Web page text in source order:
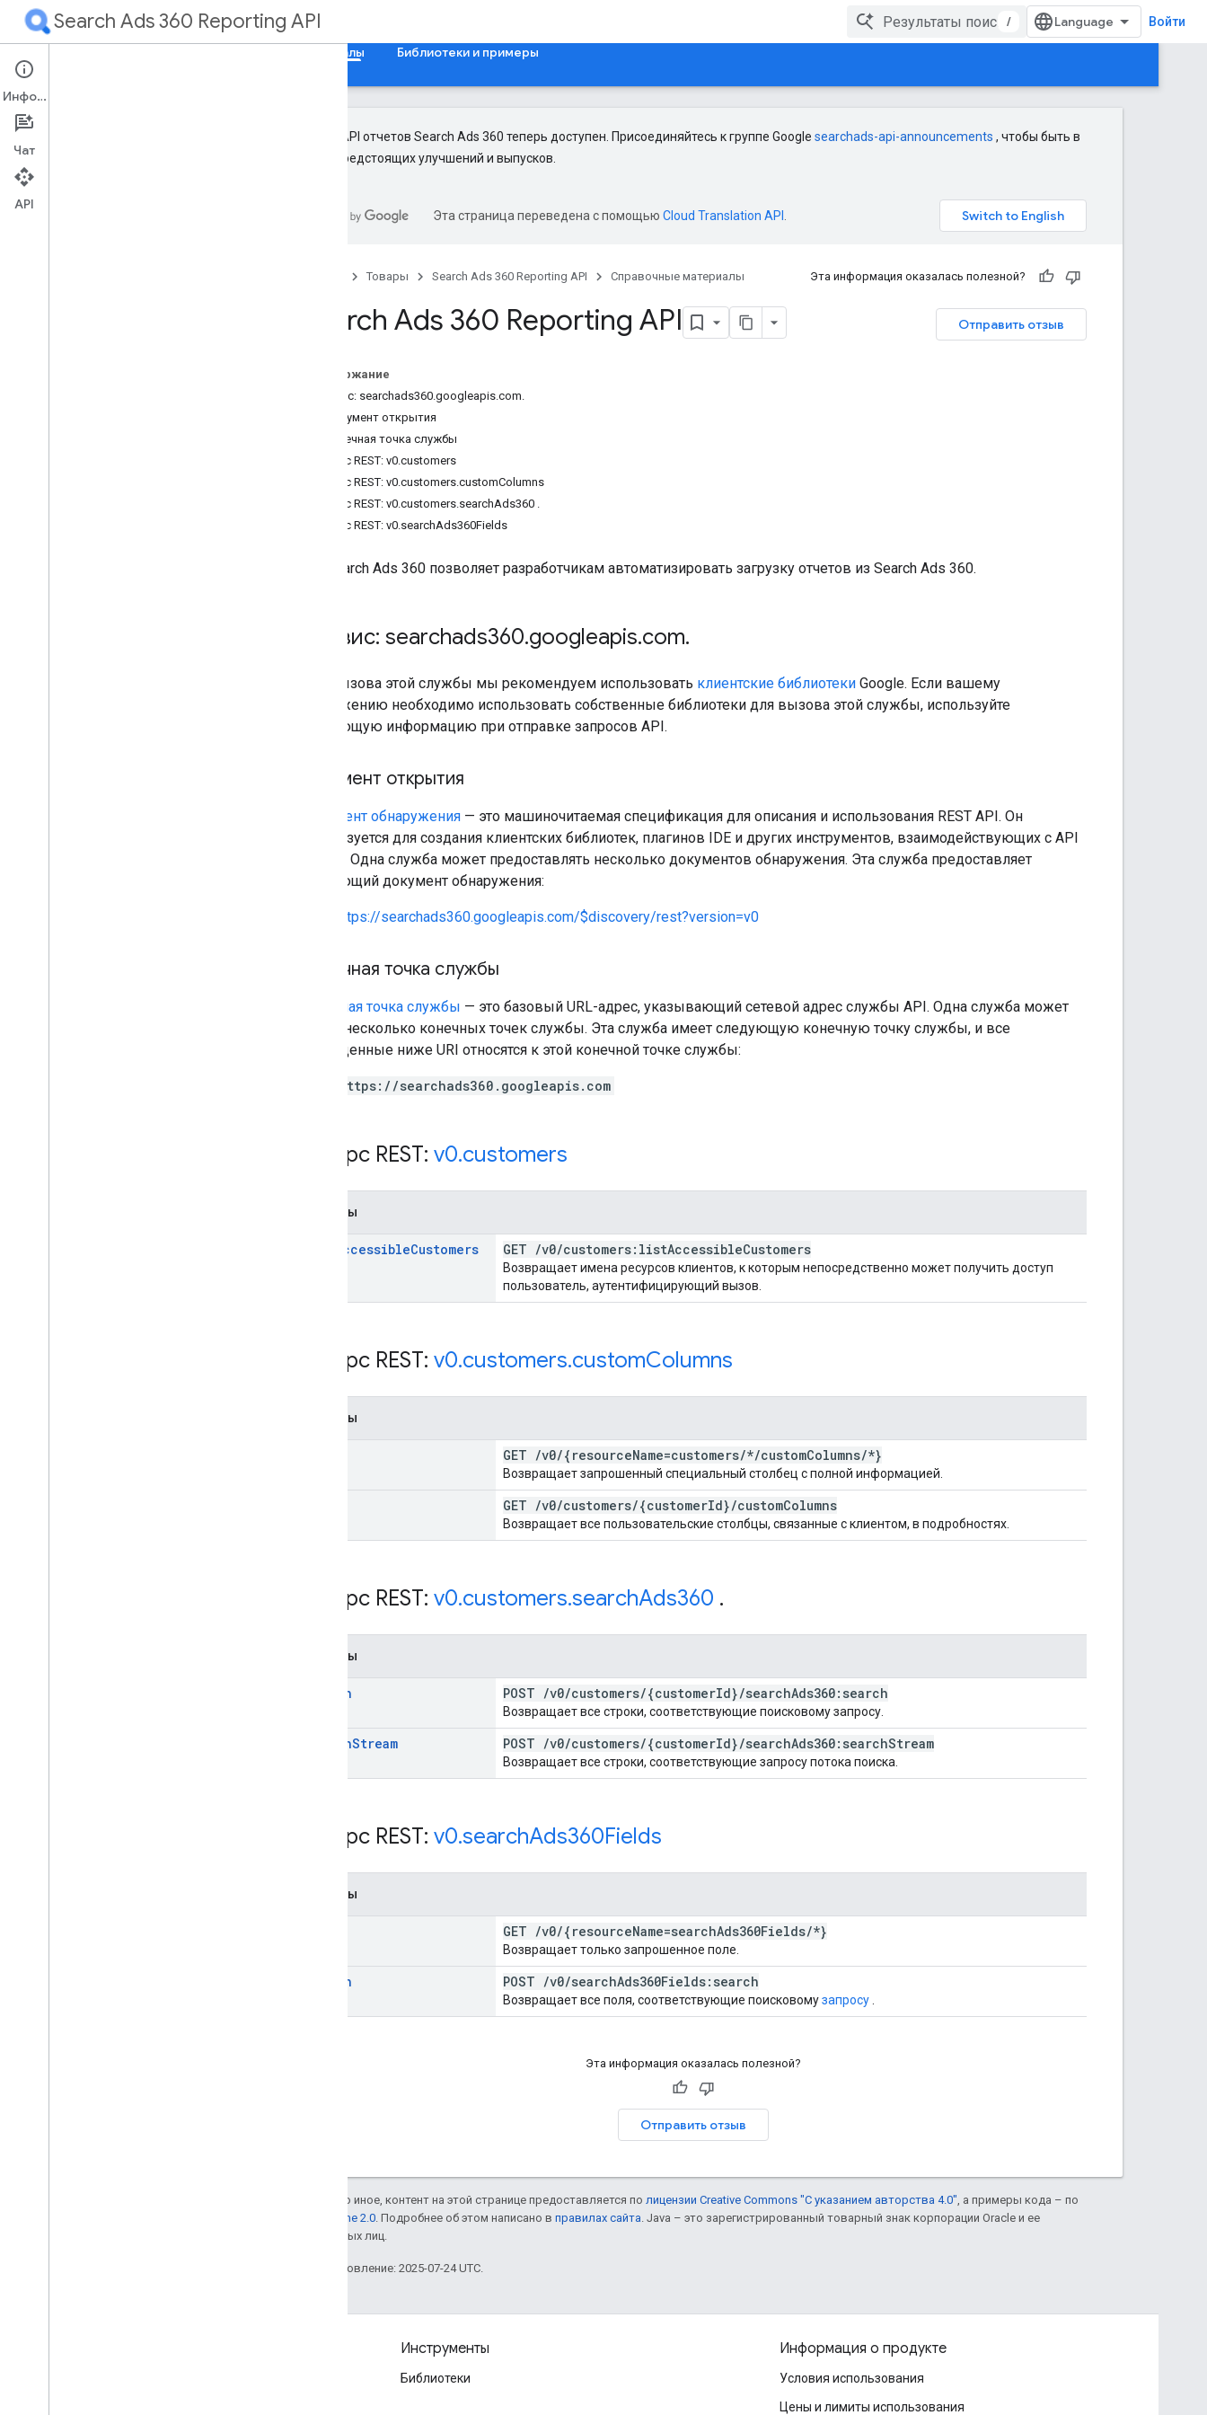
Search Ads 360 Reporting API / Войти
Справочные материалы Библиотеки и примеры
Примечания к выпуску
RPC
Новый API отчетов Search Ads 360 теперь доступен. Присоединяйтесь к группе Google searchads-api-announcements , чтобы быть в
курсе предстоящих улучшений и выпусков.
Эта страница переведена с помощью Cloud Translation API
Товары Search Ads 360 Reporting API Справочные материалы Эта информация оказалась полезной?
Отправить отзыв
Search Ads 360 Reporting API
Содержание
Сервис: searchads360.googleapis.com.
Документ открытия
Конечная точка службы
Ресурс REST: v0.customers
Ресурс REST: v0.customers.customColumns
Ресурс REST: v0.customers.searchAds360 .
Ресурс REST: v0.searchAds360Fields
API Search Ads 360 позволяет разработчикам автоматизировать загрузку отчетов из Search Ads 360.
Сервис: searchads360.googleapis.com.
Для вызова этой службы мы рекомендуем использовать клиентские библиотеки Google. Если вашему
приложению необходимо использовать собственные библиотеки для вызова этой службы, используйте
следующую информацию при отправке запросов API.
Документ открытия
Документ обнаружения — это машиночитаемая спецификация для описания и использования REST API. Он
используется для создания клиентских библиотек, плагинов IDE и других инструментов, взаимодействующих с API
Google. Одна служба может предоставлять несколько документов обнаружения. Эта служба предоставляет
следующий документ обнаружения:
https://searchads360.googleapis.com/$discovery/rest?version=v0
Конечная точка службы
Конечная точка службы — это базовый URL-адрес, указывающий сетевой адрес службы API. Одна служба может
иметь несколько конечных точек службы. Эта служба имеет следующую конечную точку службы, и все
приведенные ниже URI относятся к этой конечной точке службы:
https://searchads360.googleapis.com
Ресурс REST: v0.customers
Методы
AccessibleCustomers GET /v0/customers:listAccessibleCustomers
Возвращает имена ресурсов клиентов, к которым непосредственно может получить доступ
пользователь, аутентифицирующий вызов.
Ресурс REST: v0.customers.customColumns
Методы
GET /v0/{resourceName=customers/*/customColumns/*}
Возвращает запрошенный специальный столбец с полной информацией.
GET /v0/customers/{customerId}/customColumns
Возвращает все пользовательские столбцы, связанные с клиентом, в подробностях.
Ресурс REST: v0.customers.searchAds360 .
Методы
search POST /v0/customers/{customerId}/searchAds360:search
Возвращает все строки, соответствующие поисковому запросу.
searchStream POST /v0/customers/{customerId}/searchAds360:searchStream
Возвращает все строки, соответствующие запросу потока поиска.
Ресурс REST: v0.searchAds360Fields
Методы
GET /v0/{resourceName=searchAds360Fields/*}
Возвращает только запрошенное поле.
search POST /v0/searchAds360Fields:search
Возвращает все поля, соответствующие поисковомузапросу
Эта информация оказалась полезной?
Отправить отзыв
Если не указано иное, контент на этой странице предоставляется по лицензии Creative Commons "С указанием авторства 4.0" , а примеры кода – по
лицензии Apache 2.0 . Подробнее об этом написано в правилах сайта . Java – это зарегистрированный товарный знак корпорации Oracle и ее
аффилированных лиц.
Последнее обновление: 2025-07-24 UTC.
Инструменты
Библиотеки
Информация о продукте
Условия использования
Цены и лимиты использования
Информация
Чат
API